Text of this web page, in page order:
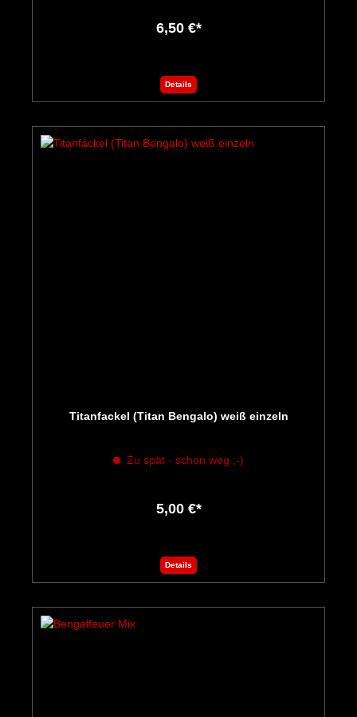
6,50 €*
Details
Titanfackel (Titan Bengalo) weiß einzeln
Zu spät - schon weg ;-)
5,00 €*
Details